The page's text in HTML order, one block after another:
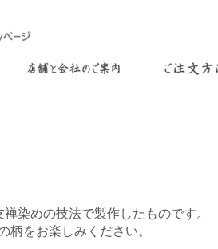
染めの技法で製作したものです。
柄をお楽しみください。